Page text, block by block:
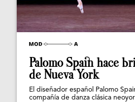
Palomo Spain hace
de Nueva York
El diseñador español Palomo
compañía de danza clásica